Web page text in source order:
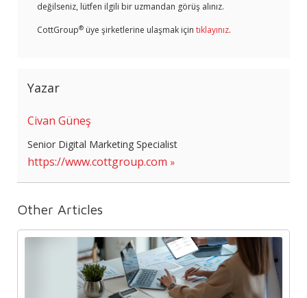
değilseniz, lütfen ilgili bir uzmandan görüş alınız.
CottGroup® üye şirketlerine ulaşmak için tıklayınız.
Yazar
Civan Güneş
Senior Digital Marketing Specialist
https://www.cottgroup.com
Other Articles